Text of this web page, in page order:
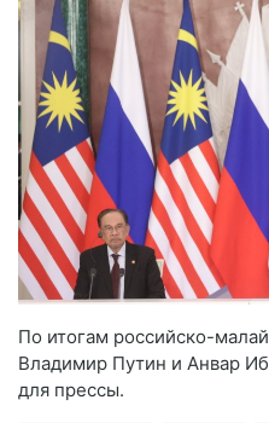
По итогам российско-
Владимир Путин и Анвар
для прессы.